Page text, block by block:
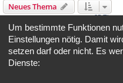
Neues Thema
25
BERECHTIGUNGEN IN DIESEM FORUM
Um bestimmte Funktionen
Einstellungen nötig. Damit
setzen darf oder nicht. Es
Dienste: